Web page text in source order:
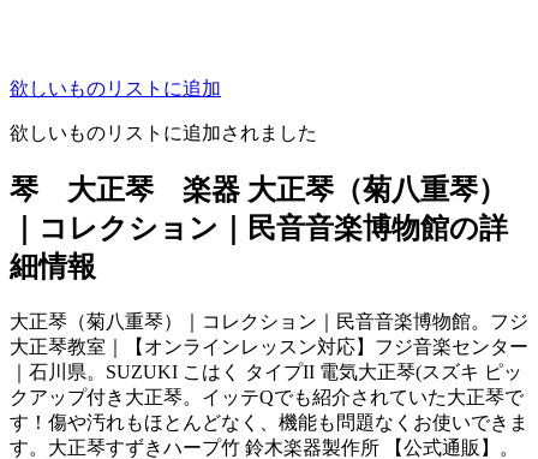
欲しいものリストに追加
欲しいものリストに追加されました
琴 大正琴 楽器 大正琴（菊八重琴）
｜コレクション｜民音音楽博物館の詳
細情報
大正琴（菊八重琴）｜コレクション｜民音音楽博物館。フジ
大正琴教室｜【オンラインレッスン対応】フジ音楽センター
｜石川県。SUZUKI こはく タイプII 電気大正琴(スズキ ピッ
クアップ付き大正琴。イッテQでも紹介されていた大正琴で
す！傷や汚れもほとんどなく、機能も問題なくお使いできま
す。大正琴すずきハープ竹 鈴木楽器製作所 【公式通販】。